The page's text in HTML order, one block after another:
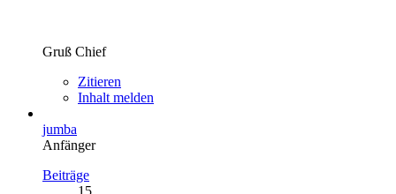
Gruß Chief
Zitieren
Inhalt melden
jumba
Anfänger
Beiträge
15